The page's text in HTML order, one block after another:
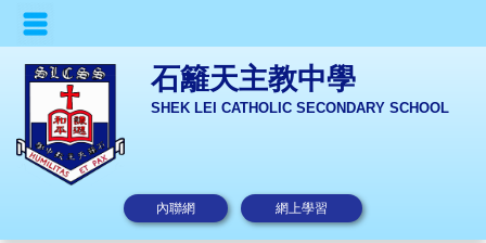
石籬天主教中學
SHEK LEI CATHOLIC SECONDARY SCHOOL
內聯網 網上學習